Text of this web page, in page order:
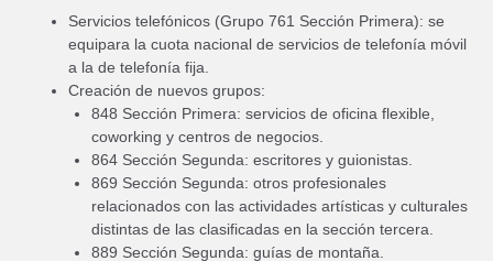
Servicios telefónicos (Grupo 761 Sección Primera): se
equipara la cuota nacional de servicios de telefonía móvil
a la de telefonía fija.
Creación de nuevos grupos:
848 Sección Primera: servicios de oficina flexible,
coworking y centros de negocios.
864 Sección Segunda: escritores y guionistas.
869 Sección Segunda: otros profesionales
relacionados con las actividades artísticas y culturales
distintas de las clasificadas en la sección tercera.
889 Sección Segunda: guías de montaña.